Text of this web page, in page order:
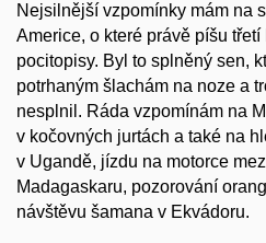
Nejsilnější vzpomínky mám na
Americe, o které právě píšu
pocitopisy. Byl to splněný sen,
potrhaným šlachám na noze a
nesplnil. Ráda vzpomínám na
v kočovných jurtách a také na
v Ugandě, jízdu na motorce
Madagaskaru, pozorování
návštěvu šamana v Ekvádoru.